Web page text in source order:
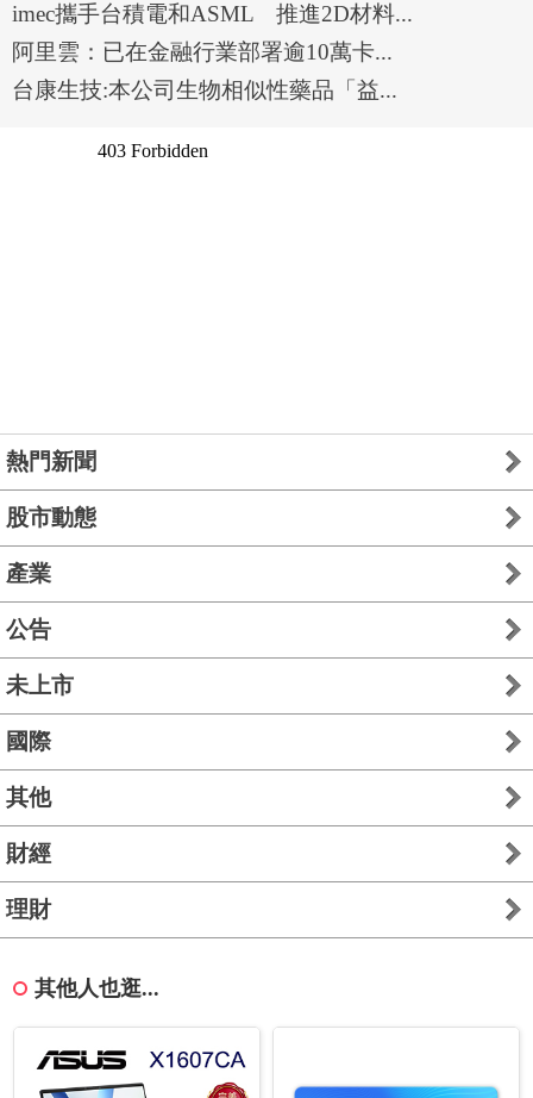
imec攜手台積電和ASML 推進2D材料...
阿里雲：已在金融行業部署逾10萬卡...
台康生技:本公司生物相似性藥品「益...
熱門新聞
股市動態
產業
公告
未上市
國際
其他
財經
理財
其他人也逛...